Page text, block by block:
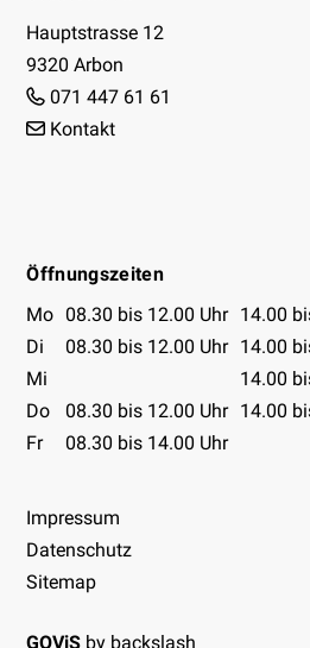
Hauptstrasse 12
9320 Arbon
071 447 61 61
Kontakt
Öffnungszeiten
Öffnungszeiten
Mo 08.30 bis 12.00 Uhr 14.00
Di
08.30 bis 12.00 Uhr 14.00
Mi
14.00
Do
08.30 bis 12.00 Uhr 14.00
Fr
08.30 bis 14.00 Uhr
Impressum
Datenschutz
Sitemap
GOViS by backslash